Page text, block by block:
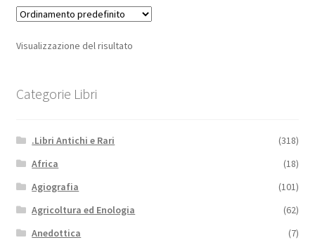
Visualizzazione del risultato
Categorie Libri
.Libri Antichi e Rari
(318)
Africa
(18)
Agiografia
(101)
Agricoltura ed Enologia
(62)
Anedottica
(7)